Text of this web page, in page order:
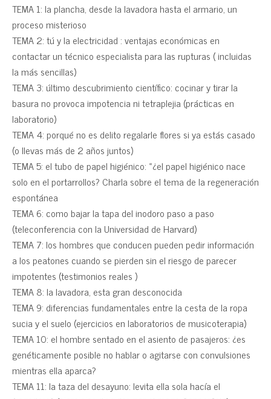
TEMA 1: la plancha, desde la lavadora hasta el armario, un
proceso misterioso
TEMA 2: tú y la electricidad : ventajas económicas en
contactar un técnico especialista para las rupturas ( incluidas
la más sencillas)
TEMA 3: último descubrimiento científico: cocinar y tirar la
basura no provoca impotencia ni tetraplejia (prácticas en
laboratorio)
TEMA 4: porqué no es delito regalarle flores si ya estás casado
(o llevas más de 2 años juntos)
TEMA 5: el tubo de papel higiénico: «¿el papel higiénico nace
solo en el portarrollos? Charla sobre el tema de la regeneración
espontánea
TEMA 6: como bajar la tapa del inodoro paso a paso
(teleconferencia con la Universidad de Harvard)
TEMA 7: los hombres que conducen pueden pedir información
a los peatones cuando se pierden sin el riesgo de parecer
impotentes (testimonios reales )
TEMA 8: la lavadora, esta gran desconocida
TEMA 9: diferencias fundamentales entre la cesta de la ropa
sucia y el suelo (ejercicios en laboratorios de musicoterapia)
TEMA 10: el hombre sentado en el asiento de pasajeros: ¿es
genéticamente posible no hablar o agitarse con convulsiones
mientras ella aparca?
TEMA 11: la taza del desayuno: levita ella sola hacía el